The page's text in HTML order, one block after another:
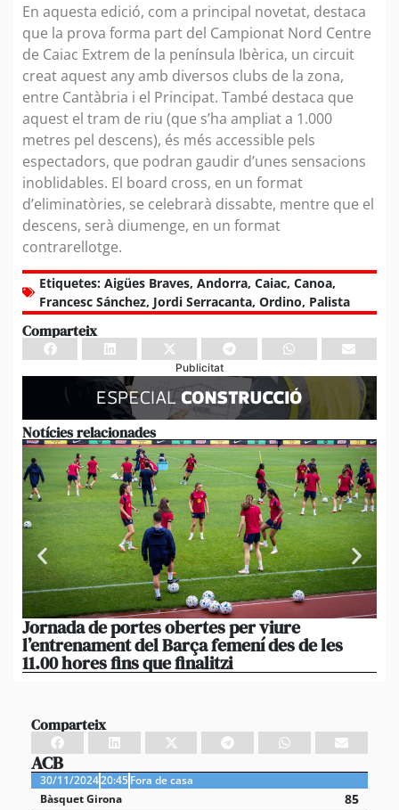
En aquesta edició, com a principal novetat, destaca
que la prova forma part del Campionat Nord Centre
de Caiac Extrem de la península Ibèrica, un circuit
creat aquest any amb diversos clubs de la zona,
entre Cantàbria i el Principat. També destaca que
aquest el tram de riu (que s’ha ampliat a 1.000
metres pel descens), és més accessible pels
espectadors, que podran gaudir d’unes sensacions
inoblidables. El board cross, en un format
d’eliminatòries, se celebrarà dissabte, mentre que el
descens, serà diumenge, en un format
contrarellotge.
Etiquetes: Aigües Braves, Andorra, Caiac, Canoa,
Francesc Sánchez, Jordi Serracanta, Ordino, Palista
Comparteix
Publicitat
Notícies relacionades
Jornada de portes obertes per viure
l’entrenament del Barça femení des de les
11.00 hores fins que finalitzi
Comparteix
ACB
30/11/202420:45Fora de casa
Bàsquet Girona
85